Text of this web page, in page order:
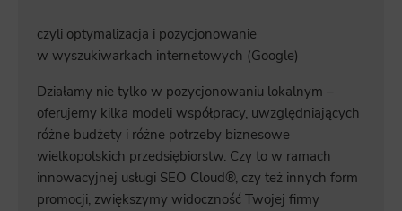
czyli optymalizacja i pozycjonowanie
w wyszukiwarkach internetowych (Google)
Działamy nie tylko w pozycjonowaniu lokalnym –
oferujemy kilka modeli współpracy, uwzględniających
różne budżety i różne potrzeby biznesowe
wielkopolskich przedsiębiorstw. Czy to w ramach
innowacyjnej usługi SEO Cloud®, czy też innych form
promocji, zwiększymy widoczność Twojej firmy